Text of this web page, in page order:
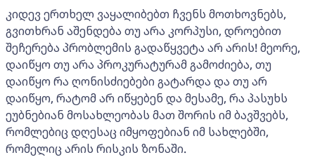
კიდევ ერთხელ ვაყალიბებთ ჩვენს მოთხოვნებს,
გვითხრან აშენდება თუ არა კორპუსი, დროებით
შეჩერება პრობლემის გადაწყვეტა არ არის! მეორე,
დაიწყო თუ არა პროკურატურამ გამოძიება, თუ
დაიწყო რა ღონისძიებები გატარდა და თუ არ
დაიწყო, რატომ არ იწყებენ და მესამე, რა პასუხს
ეუბნებიან მოსახლეობას მათ შორის იმ ბავშვებს,
რომლებიც დღესაც იმყოფებიან იმ სახლებში,
რომელიც არის რისკის ზონაში.